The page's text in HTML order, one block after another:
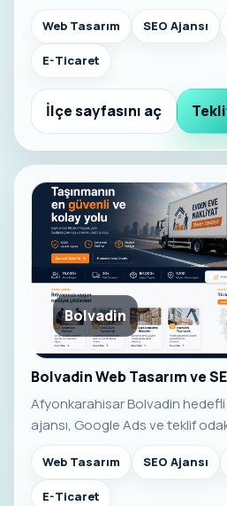
Web Tasarım SEO Ajansı
E-Ticaret
İlçe sayfasını aç
Bolvadin
Bolvadin Web Tasarım ve
Afyonkarahisar Bolvadin hedefli
ajansı, Google Ads ve teklif
Web Tasarım SEO Ajansı
E-Ticaret